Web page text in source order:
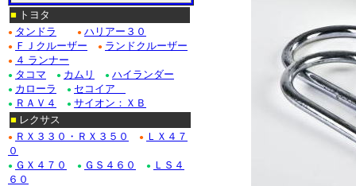
■ トヨタ
● タンドラ ● ハリアー３０
● ＦＪクルーザー ● ランドクルーザー
● ４ ランナー
● タコマ ● カムリ ● ハイランダー
● カローラ ● セコイア
● ＲＡＶ４ ● サイオン：ＸＢ
■ レクサス
● ＲＸ３３０・ＲＸ３５０ ●
ＬＸ４７
０
● ＧＸ４７０ ● ＧＳ４６０ ●
ＬＳ４
６０